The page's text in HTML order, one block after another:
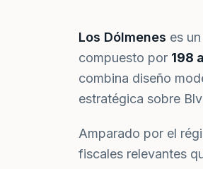
Los Dólmenes es
compuesto por 198
combina diseño
estratégica sobre
Amparado por el
fiscales relevantes